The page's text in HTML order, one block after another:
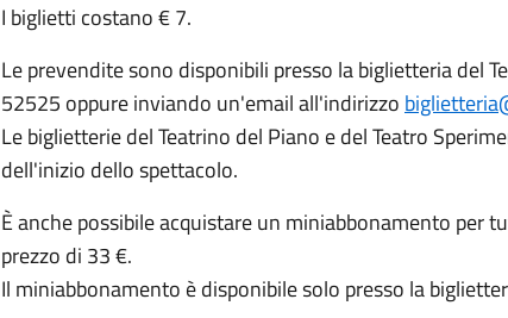
I biglietti costano € 7.
Le prevendite sono disponibili presso la biglietteria del
52525 oppure inviando un'email all'indirizzo
Le biglietterie del Teatrino del Piano e del Teatro
dell'inizio dello spettacolo.
È anche possibile acquistare un miniabbonamento per
prezzo di 33 €.
Il miniabbonamento è disponibile solo presso la